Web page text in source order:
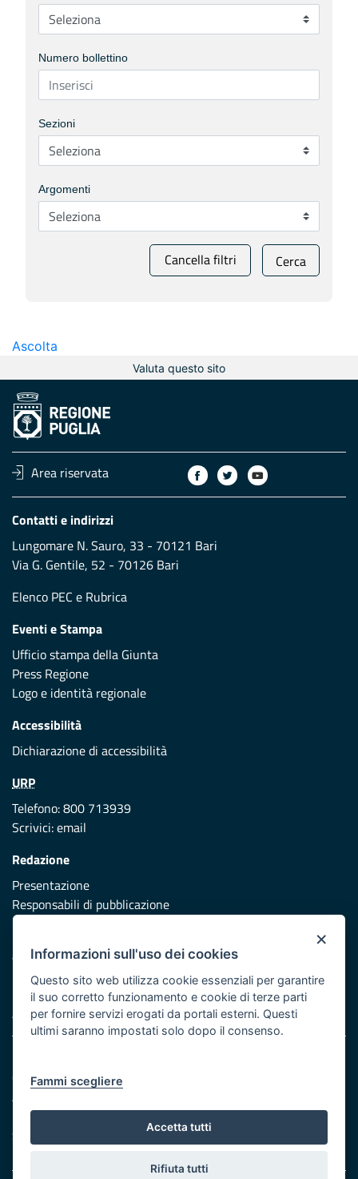
Numero bollettino
Sezioni
Argomenti
Cancella filtri Cerca
Ascolta
Valuta questo sito
Area riservata
Contatti e indirizzi
Lungomare N. Sauro, 33 - 70121 Bari
Via G. Gentile, 52 - 70126 Bari
Elenco PEC e Rubrica
Eventi e Stampa
Ufficio stampa della Giunta
Press Regione
Logo e identità regionale
Accessibilità
Dichiarazione di accessibilità
URP
Telefono: 800 713939
Scrivici:email
Redazione
Presentazione
Responsabili di pubblicazione
Vai al sito di Protezione Civile Puglia
Iniziativa finanziata con risorse del POR Puglia 2014/2020 -
Asse XI
Cookie e privacy
Atti di notifica
Feed RSS
Servizi Intranet
×
Informazioni sull'uso dei cookies
Questo sito web utilizza cookie essenziali per garantire
il suo corretto funzionamento e cookie di terze parti
per fornire servizi erogati da portali esterni. Questi
ultimi saranno impostati solo dopo il consenso.
Fammi scegliere
Accetta tutti
Rifiuta tutti